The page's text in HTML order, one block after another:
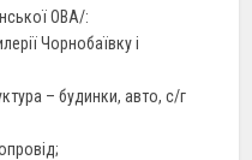
ОВА/:
Чорнобаївку і
– будинки, авто, с/г